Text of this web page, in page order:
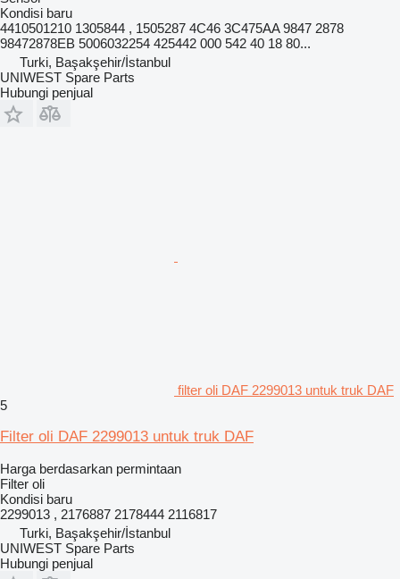
Kondisi baru
4410501210 1305844 , 1505287 4C46 3C475AA 9847 2878
98472878EB 5006032254 425442 000 542 40 18 80...
Turki, Başakşehir/İstanbul
UNIWEST Spare Parts
Hubungi penjual
filter oli DAF 2299013 untuk truk DAF
5
Filter oli DAF 2299013 untuk truk DAF
Harga berdasarkan permintaan
Filter oli
Kondisi baru
2299013 , 2176887 2178444 2116817
Turki, Başakşehir/İstanbul
UNIWEST Spare Parts
Hubungi penjual